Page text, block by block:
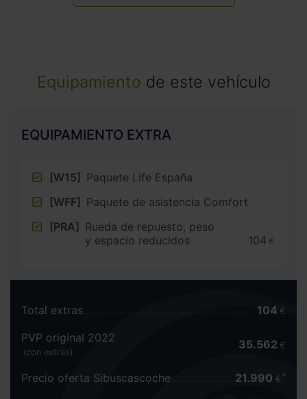
Equipamiento de este vehículo
EQUIPAMIENTO EXTRA
[W15] Paquete Life España
[WFF] Paquete de asistencia Comfort
[PRA] Rueda de repuesto, peso
y espacio reducidos
104 €
Total extras 104 €
PVP original 2022
(con extras)
35.562 €
Precio oferta Sibuscascoche 21.990 €